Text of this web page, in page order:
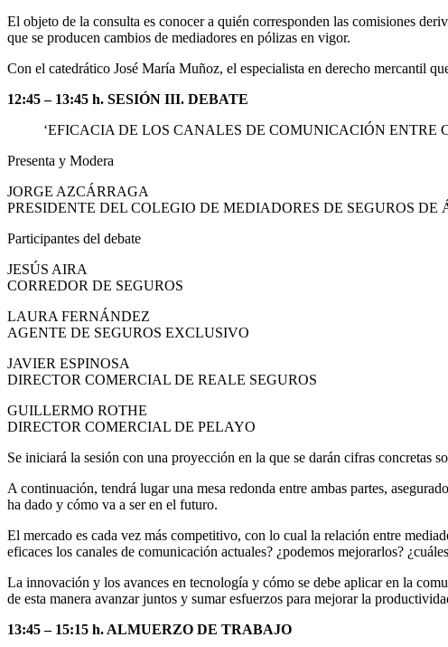
El objeto de la consulta es conocer a quién corresponden las comisiones
que se producen cambios de mediadores en pólizas en vigor.
Con el catedrático José María Muñoz, el especialista en derecho mercantil
12:45 – 13:45 h. SESIÓN III. DEBATE
‘EFICACIA DE LOS CANALES DE COMUNICACIÓN ENTRE
Presenta y Modera
JORGE AZCÁRRAGA
PRESIDENTE DEL COLEGIO DE MEDIADORES DE SEGUROS DE
Participantes del debate
JESÚS AIRA
CORREDOR DE SEGUROS
LAURA FERNÁNDEZ
AGENTE DE SEGUROS EXCLUSIVO
JAVIER ESPINOSA
DIRECTOR COMERCIAL DE REALE SEGUROS
GUILLERMO ROTHE
DIRECTOR COMERCIAL DE PELAYO
Se iniciará la sesión con una proyección en la que se darán cifras concretas
A continuación, tendrá lugar una mesa redonda entre ambas partes,
ha dado y cómo va a ser en el futuro.
El mercado es cada vez más competitivo, con lo cual la relación entre
eficaces los canales de comunicación actuales? ¿podemos mejorarlos?
La innovación y los avances en tecnología y cómo se debe aplicar en la
de esta manera avanzar juntos y sumar esfuerzos para mejorar la
13:45 – 15:15 h. ALMUERZO DE TRABAJO